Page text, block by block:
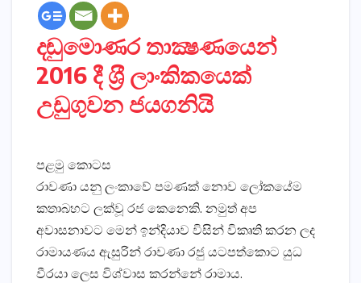
දඬුමොණර තාක්‍ෂණයෙන්
2016 දී ශ‍්‍රී ලාංකිකයෙක්
උඩුගුවන ජයගනියි
පළමු කොටස
රාවණා යනු ලංකාවේ පමණක් නොව ලෝකයේම
කතාබහට ලක්වූ රජ කෙනෙකි. නමුත් අප
අවාසනාවට මෙන් ඉන්දියාව විසින් විකෘති කරන ලද
රාමායණය ඇසුරින් රාවණා රජු යටපත්කොට යුධ
වීරයා ලෙස විශ්වාස කරන්නේ රාමාය.